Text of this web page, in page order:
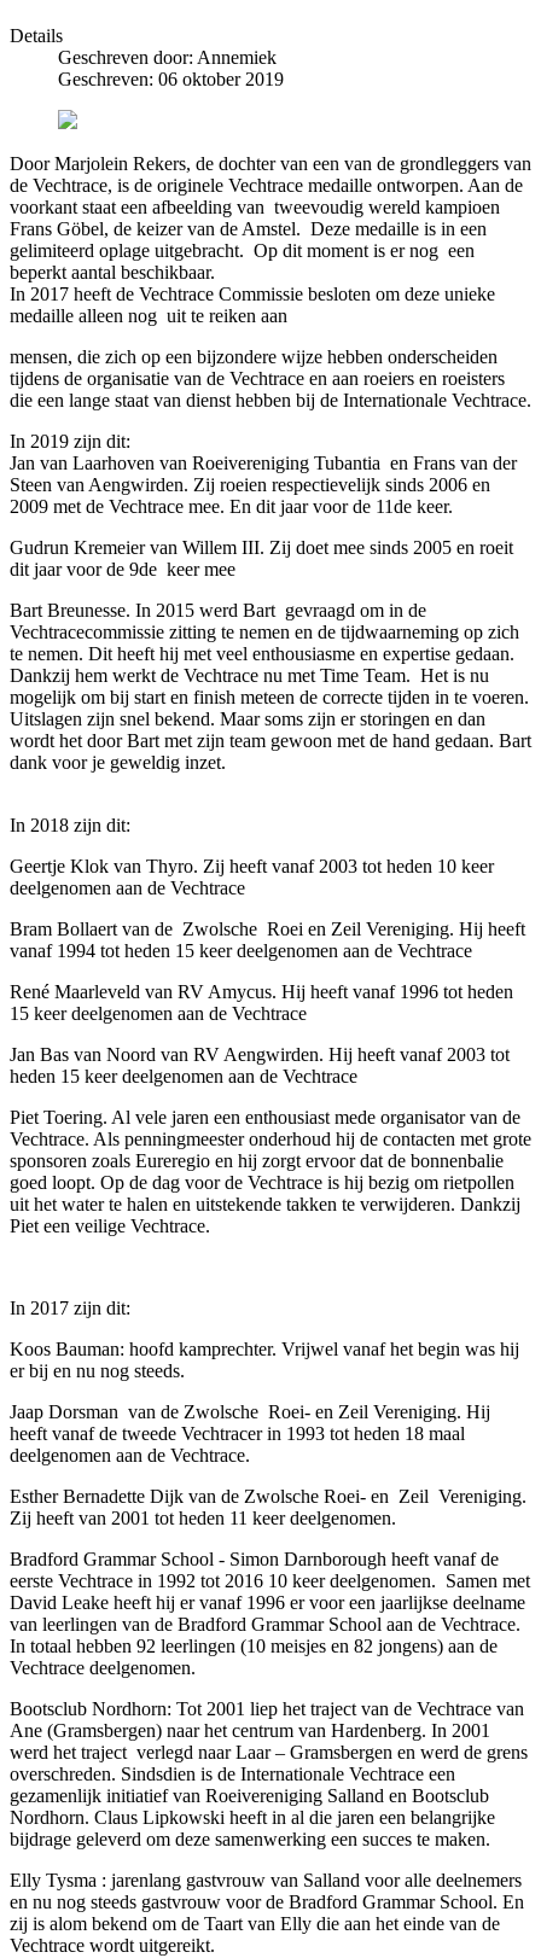
Details
Geschreven door: Annemiek
Geschreven: 06 oktober 2019
Door Marjolein Rekers, de dochter van een van de grondleggers van
de Vechtrace, is de originele Vechtrace medaille ontworpen. Aan de
voorkant staat een afbeelding van tweevoudig wereld kampioen
Frans Göbel, de keizer van de Amstel. Deze medaille is in een
gelimiteerd oplage uitgebracht. Op dit moment is er nog een
beperkt aantal beschikbaar.
In 2017 heeft de Vechtrace Commissie besloten om deze unieke
medaille alleen nog uit te reiken aan
mensen, die zich op een bijzondere wijze hebben onderscheiden
tijdens de organisatie van de Vechtrace en aan roeiers en roeisters
die een lange staat van dienst hebben bij de Internationale Vechtrace.
In 2019 zijn dit:
Jan van Laarhoven van Roeivereniging Tubantia en Frans van der
Steen van Aengwirden. Zij roeien respectievelijk sinds 2006 en
2009 met de Vechtrace mee. En dit jaar voor de 11de keer.
Gudrun Kremeier van Willem III. Zij doet mee sinds 2005 en roeit
dit jaar voor de 9de keer mee
Bart Breunesse. In 2015 werd Bart gevraagd om in de
Vechtracecommissie zitting te nemen en de tijdwaarneming op zich
te nemen. Dit heeft hij met veel enthousiasme en expertise gedaan.
Dankzij hem werkt de Vechtrace nu met Time Team. Het is nu
mogelijk om bij start en finish meteen de correcte tijden in te voeren.
Uitslagen zijn snel bekend. Maar soms zijn er storingen en dan
wordt het door Bart met zijn team gewoon met de hand gedaan. Bart
dank voor je geweldig inzet.
In 2018 zijn dit:
Geertje Klok van Thyro. Zij heeft vanaf 2003 tot heden 10 keer
deelgenomen aan de Vechtrace
Bram Bollaert van de Zwolsche Roei en Zeil Vereniging. Hij heeft
vanaf 1994 tot heden 15 keer deelgenomen aan de Vechtrace
René Maarleveld van RV Amycus. Hij heeft vanaf 1996 tot heden
15 keer deelgenomen aan de Vechtrace
Jan Bas van Noord van RV Aengwirden. Hij heeft vanaf 2003 tot
heden 15 keer deelgenomen aan de Vechtrace
Piet Toering. Al vele jaren een enthousiast mede organisator van de
Vechtrace. Als penningmeester onderhoud hij de contacten met grote
sponsoren zoals Eureregio en hij zorgt ervoor dat de bonnenbalie
goed loopt. Op de dag voor de Vechtrace is hij bezig om rietpollen
uit het water te halen en uitstekende takken te verwijderen. Dankzij
Piet een veilige Vechtrace.
In 2017 zijn dit:
Koos Bauman: hoofd kamprechter. Vrijwel vanaf het begin was hij
er bij en nu nog steeds.
Jaap Dorsman van de Zwolsche Roei- en Zeil Vereniging. Hij
heeft vanaf de tweede Vechtracer in 1993 tot heden 18 maal
deelgenomen aan de Vechtrace.
Esther Bernadette Dijk van de Zwolsche Roei- en Zeil Vereniging.
Zij heeft van 2001 tot heden 11 keer deelgenomen.
Bradford Grammar School - Simon Darnborough heeft vanaf de
eerste Vechtrace in 1992 tot 2016 10 keer deelgenomen. Samen met
David Leake heeft hij er vanaf 1996 er voor een jaarlijkse deelname
van leerlingen van de Bradford Grammar School aan de Vechtrace.
In totaal hebben 92 leerlingen (10 meisjes en 82 jongens) aan de
Vechtrace deelgenomen.
Bootsclub Nordhorn: Tot 2001 liep het traject van de Vechtrace van
Ane (Gramsbergen) naar het centrum van Hardenberg. In 2001
werd het traject verlegd naar Laar – Gramsbergen en werd de grens
overschreden. Sindsdien is de Internationale Vechtrace een
gezamenlijk initiatief van Roeivereniging Salland en Bootsclub
Nordhorn. Claus Lipkowski heeft in al die jaren een belangrijke
bijdrage geleverd om deze samenwerking een succes te maken.
Elly Tysma : jarenlang gastvrouw van Salland voor alle deelnemers
en nu nog steeds gastvrouw voor de Bradford Grammar School. En
zij is alom bekend om de Taart van Elly die aan het einde van de
Vechtrace wordt uitgereikt.